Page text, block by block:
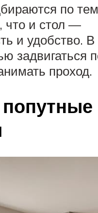
по
что и стол —
и удобство.
задвигаться
проход.